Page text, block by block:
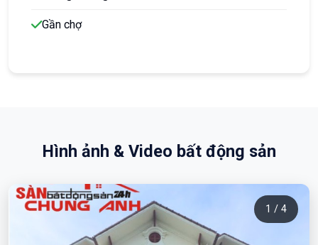
Gần chợ
Hình ảnh & Video bất động sản
1 / 4